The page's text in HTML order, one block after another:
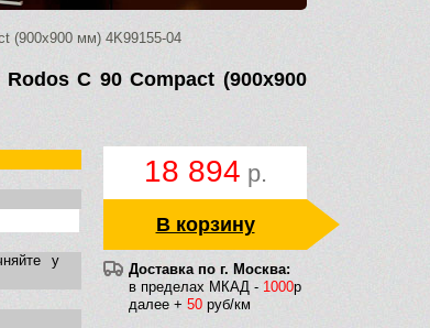
(900х900 мм) 4K99155-04
C 90 Compact (900х900
18 894 р.
В корзину
Доставка по г. Москва:
в пределах МКАД - 1000р
далее + 50 руб/км
у